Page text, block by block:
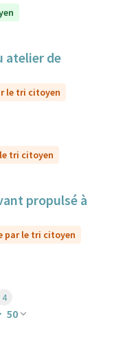
atelier de
le tri citoyen
tri citoyen
propulsé à
par le tri citoyen
50
4